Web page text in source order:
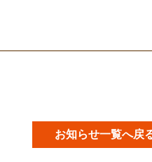
お知らせ一覧へ戻